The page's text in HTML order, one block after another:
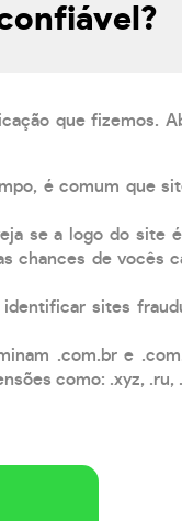
que fizemos.
é comum que
se a logo do site
chances de vocês
sites
.com.br e
como: .xyz, .ru,